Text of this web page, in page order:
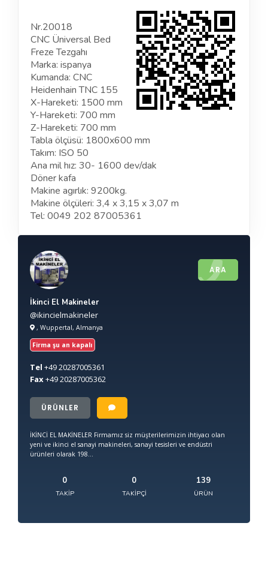
Nr.20018
CNC Üniversal Bed
Freze Tezgahı
Marka: ispanya
Kumanda: CNC
Heidenhain TNC 155
X-Hareketi: 1500 mm
Y-Hareketi: 700 mm
Z-Hareketi: 700 mm
Tabla ölçüsü: 1800x600 mm
Takım: ISO 50
Ana mil hız: 30- 1600 dev/dak
Döner kafa
Makine agırlık: 9200kg.
Makine ölçüleri: 3,4 x 3,15 x 3,07 m
Tel: 0049 202 87005361
ARA
İkinci El Makineler
@ikincielmakineler
, Wuppertal, Almanya
Firma şu an kapalı
Tel +4920287005361
Fax+4920287005362
ÜRÜNLER
İKİNCİ EL MAKİNELER Firmamız siz müşterilerimizin ihtiyacı olan
yeni ve ikinci el sanayi makineleri, sanayi tesisleri ve endüstri
ürünleri olarak 198...
0
TAKIP
0
TAKIPÇI
139
ÜRÜN